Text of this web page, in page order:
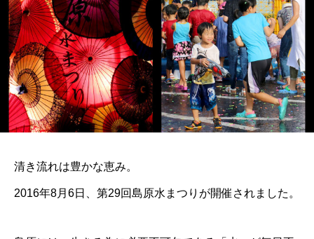
清き流れは豊かな恵み。
2016年8月6日、第29回島原水まつりが開催されました。